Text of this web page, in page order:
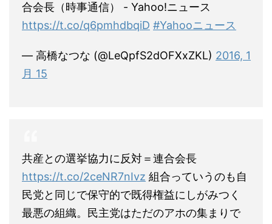
合会長（時事通信） - Yahoo!ニュース
https://t.co/q6pmhdbqiD #Yahooニュース
— 高橋なつな (@LeQpfS2dOFXxZKL) 2016, 1
月 15
共産との選挙協力に反対＝連合会長
https://t.co/2ceNR7nIvz 組合っていうのも自
民党と同じで保守的で既得権益にしがみつく
最悪の組織。民主党はただのアホの集まりで